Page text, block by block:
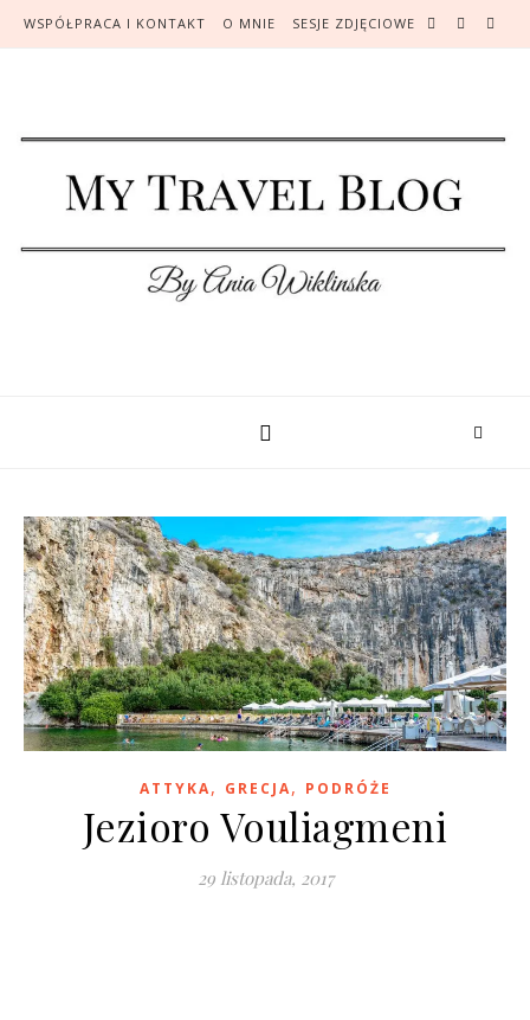
WSPÓŁPRACA I KONTAKT O MNIE SESJE ZDJĘCIOWE
ATTYKA, GRECJA, PODRÓŻE
Jezioro Vouliagmeni
29 listopada, 2017